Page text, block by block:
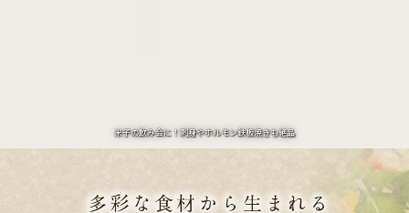
米子の飲み会に！刺身やホルモン鉄板焼きも絶品